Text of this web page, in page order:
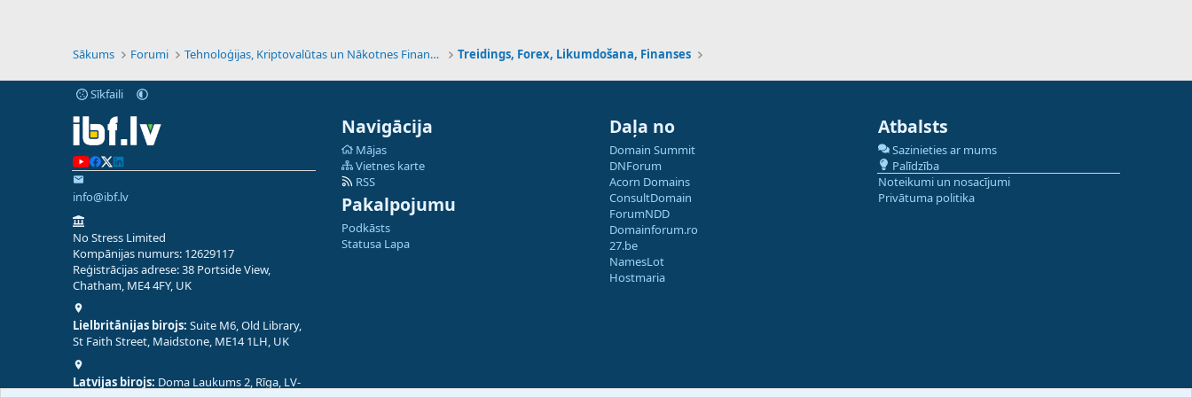
Sākums Forumi Tehnoloģijas, Kriptovalūtas un Nākotnes Finanses Treidings, Forex, Likumdošana, Finanses
Sīkfaili
info@ibf.lv
No Stress Limited
Kompānijas numurs: 12629117
Reģistrācijas adrese: 38 Portside View,
Chatham, ME4 4FY, UK
Lielbritānijas birojs: Suite M6, Old Library,
St Faith Street, Maidstone, ME14 1LH, UK
Latvijas birojs: Doma Laukums 2, Rīga, LV-
Navigācija
Mājas
Vietnes karte
RSS
Pakalpojumu
Podkāsts
Statusa Lapa
Daļa no
Domain Summit
DNForum
Acorn Domains
ConsultDomain
ForumNDD
Domainforum.ro
27.be
NamesLot
Hostmaria
Atbalsts
Sazinieties ar mums
Palīdzība
Noteikumi un nosacījumi
Privātuma politika